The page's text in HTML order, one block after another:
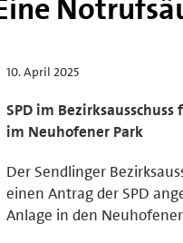
10. April 2025
SPD im
im Neuhofener Park
Der Sendlinger
einen Antrag der SPD
Anlage in den